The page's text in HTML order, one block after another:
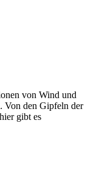
von Wind und
Von den Gipfeln der
gibt es